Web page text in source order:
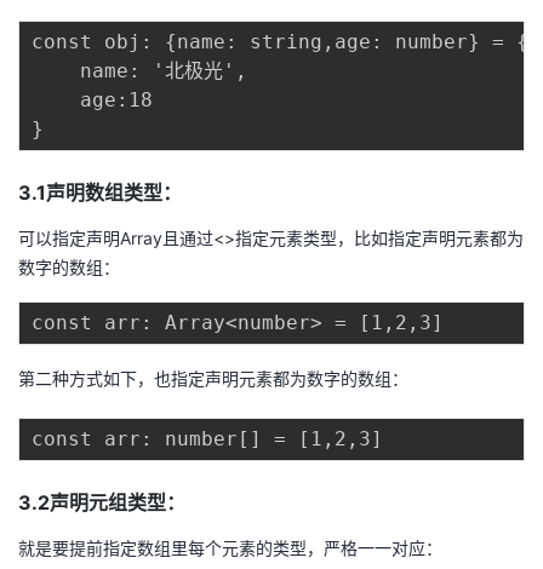
const obj: {name: string,age: number} = {
    name: '北极光',
    age:18
3.1声明数组类型：
可以指定声明Array且通过<>指定元素类型，比如指定声明元素都为
数字的数组：
第二种方式如下，也指定声明元素都为数字的数组：
3.2声明元组类型：
就是要提前指定数组里每个元素的类型，严格一一对应：